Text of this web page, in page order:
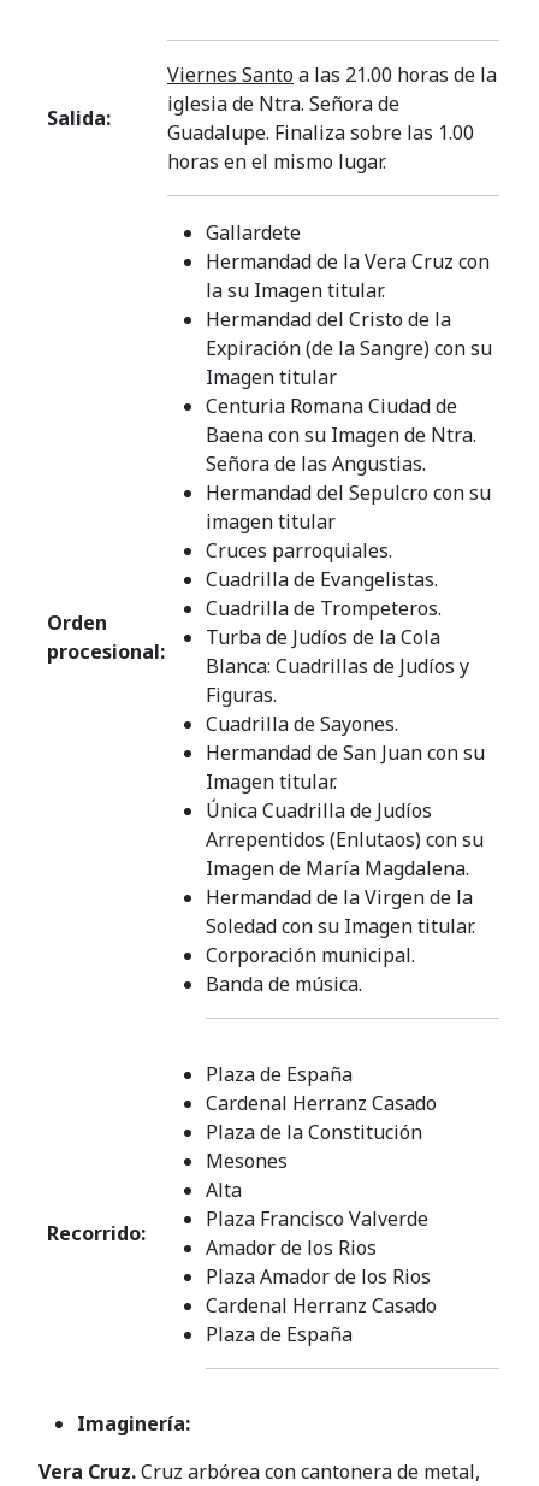
Salida:
Viernes Santoa las 21.00 horas de la
iglesia de Ntra. Señora de
Guadalupe. Finaliza sobre las 1.00
horas en el mismo lugar.
Orden
procesional:
Gallardete
Hermandad de la Vera Cruz con
la su Imagen titular.
Hermandad del Cristo de la
Expiración (de la Sangre) con su
Imagen titular
Centuria Romana Ciudad de
Baena con su Imagen de Ntra.
Señora de las Angustias.
Hermandad del Sepulcro con su
imagen titular
Cruces parroquiales.
Cuadrilla de Evangelistas.
Cuadrilla de Trompeteros.
Turba de Judíos de la Cola
Blanca: Cuadrillas de Judíos y
Figuras.
Cuadrilla de Sayones.
Hermandad de San Juan con su
Imagen titular.
Única Cuadrilla de Judíos
Arrepentidos (Enlutaos) con su
Imagen de María Magdalena.
Hermandad de la Virgen de la
Soledad con su Imagen titular.
Corporación municipal.
Banda de música.
Recorrido:
Plaza de España
Cardenal Herranz Casado
Plaza de la Constitución
Mesones
Alta
Plaza Francisco Valverde
Amador de los Rios
Plaza Amador de los Rios
Cardenal Herranz Casado
Plaza de España
Imaginería:
Vera Cruz.Cruz arbórea con cantonera de metal,